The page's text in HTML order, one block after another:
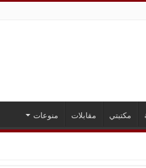
مكتبتي مقابلات منوعات